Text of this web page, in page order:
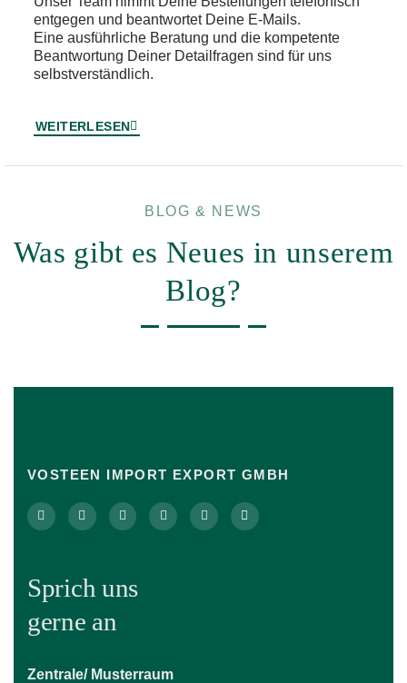
entgegen und beantwortet Deine E-Mails.
Eine ausführliche Beratung und die kompetente
Beantwortung Deiner Detailfragen sind für uns
selbstverständlich.
WEITERLESEN
BLOG & NEWS
Was gibt es Neues in unserem
Blog?
VOSTEEN IMPORT EXPORT GMBH
Sprich uns
gerne an
Zentrale/ Musterraum